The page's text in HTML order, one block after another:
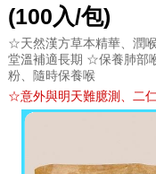
(100入/包)
☆天然漢方草本精華、潤
堂溫補適長期 ☆保養肺部
粉、隨時保養喉
☆意外與明天難臆測、二